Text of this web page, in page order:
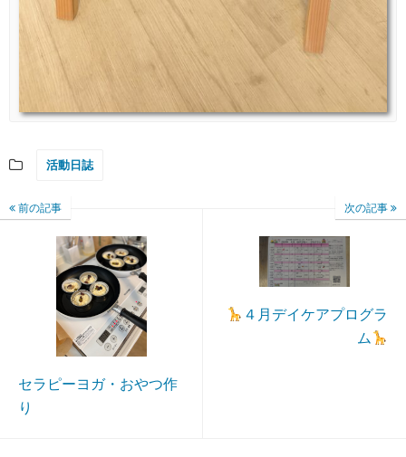
活動日誌
前の記事
セラピーヨガ・おやつ作
り
次の記事
４月デイケアプログラ
ム